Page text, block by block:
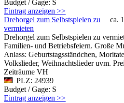
Budget / Gage: S
Eintrag anzeigen >>
ca.
Drehorgel zum Selbstspielen zu
vermieten
Drehorgel zum Selbstspielen zu
Familien- und Betriebsfeiern. Große
Anlass: Geburtstagsständchen,
Volkslieder, Weihnachtslieder uvm.
Zeiträume VH
PLZ: 24939
Budget / Gage: S
Eintrag anzeigen >>